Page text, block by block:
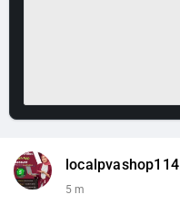
localpvashop114
5 m